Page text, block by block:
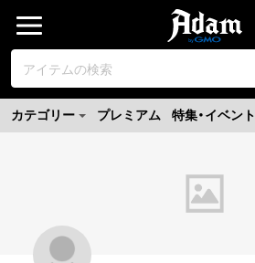
カテゴリー プレミアム 特集・イベント